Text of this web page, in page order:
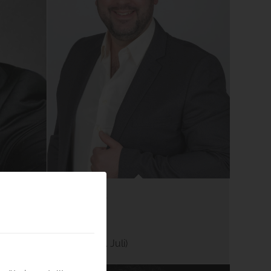
(21., 25., 30. Juli)